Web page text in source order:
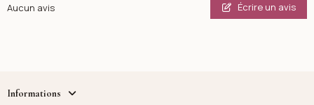
Aucun avis Écrire un avis
Informations